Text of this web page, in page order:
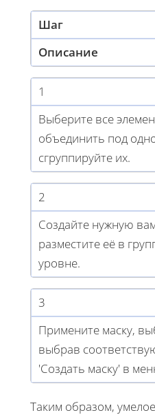
Шаг
Описание
1
Выберите все
объединить под
сгруппируйте их.
2
Создайте нужную
разместите её в
уровне.
3
Примените маску,
выбрав
'Создать маску' в
Таким образом,